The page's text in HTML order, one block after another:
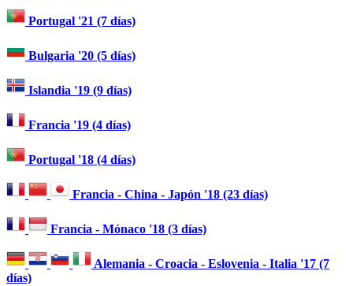
Portugal '21 (7 días)
Bulgaria '20 (5 días)
Islandia '19 (9 días)
Francia '19 (4 días)
Portugal '18 (4 días)
Francia - China - Japón '18 (23 días)
Francia - Mónaco '18 (3 días)
Alemania - Croacia - Eslovenia - Italia '17 (7
días)